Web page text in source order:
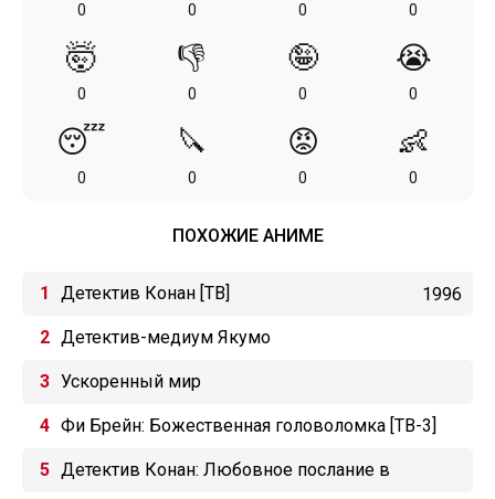
0 0 0 0
🤯
0
👎
0
🤪
0
😭
0
😴
0
🔪
0
😡
0
👶
0
ПОХОЖИЕ АНИМЕ
Детектив Конан [ТВ] 1996
Детектив-медиум Якумо
Ускоренный мир
Фи Брейн: Божественная головоломка [ТВ-3]
Детектив Конан: Любовное послание в